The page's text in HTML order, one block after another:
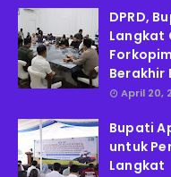
DPRD,
Langkat
Berakhir
April 20,
Bupati
untuk
Langkat